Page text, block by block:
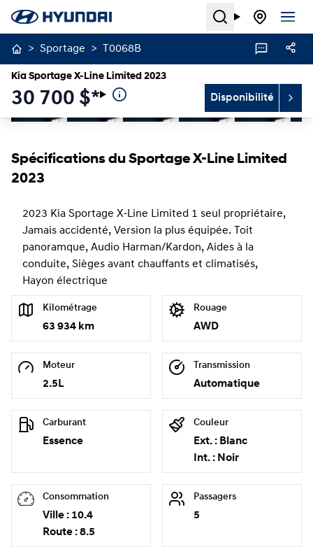
Search
> Sportage > T0068B
Kia Sportage X-Line Limited 2023
30 700 $* Disponibilité
ArrêterPrécédent
Suivant
Spécifications du Sportage X-Line Limited
2023
2023 Kia Sportage X-Line Limited 1 seul propriétaire,
Jamais accidenté, Version la plus équipée. Toit
panoramque, Audio Harman/Kardon, Aides à la
conduite, Sièges avant chauffants et climatisés,
Hayon électrique
Kilométrage
63 934 km
Rouage
AWD
Moteur
2.5L
Transmission
Automatique
Carburant
Essence
Couleur
Ext. : Blanc
Int. : Noir
Consommation
Ville : 10.4
Route : 8.5
Passagers
5